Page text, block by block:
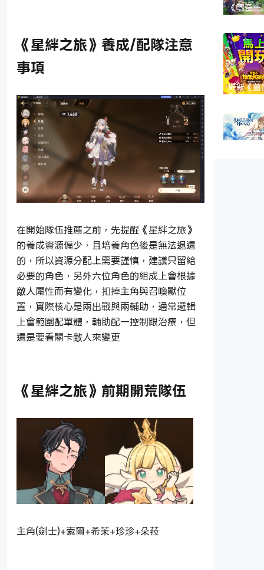
《星絆之旅》養成/配隊注意
事項
在開始隊伍推薦之前，先提醒《星絆之旅》
的養成資源偏少，且培養角色後是無法退還
的，所以資源分配上需要謹慎，建議只留給
必要的角色，另外六位角色的組成上會根據
敵人屬性而有變化，扣掉主角與召喚獸位
置，實際核心是兩出戰與兩輔助，通常邏輯
上會範圍配單體，輔助配一控制跟治療，但
還是要看關卡敵人來變更
《星絆之旅》前期開荒隊伍
主角(劍士)+索爾+希茉+珍珍+朵菈
《瑪奇
Mobile
與收集方
理
最新《薑
放置大戰
理|禮包
取步驟
《棕色塵
2》天守